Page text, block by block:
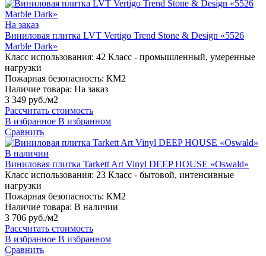
На заказ
Виниловая плитка LVT Vertigo Trend Stone & Design «5526
Marble Dark»
Класс использования: 42 Класс - промышленный, умеренные
нагрузки
Пожарная безопасность: КМ2
Наличие товара: На заказ
3 349 руб./м2
Рассчитать стоимость
В избранное В избранном
Сравнить
В наличии
Виниловая плитка Tarkett Art Vinyl DEEP HOUSE «Oswald»
Класс использования: 23 Класс - бытовой, интенсивные
нагрузки
Пожарная безопасность: КМ2
Наличие товара: В наличии
3 706 руб./м2
Рассчитать стоимость
В избранное В избранном
Сравнить